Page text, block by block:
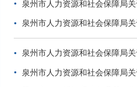
泉州市人力资源和社会保障局
泉州市人力资源和社会保障局
泉州市人力资源和社会保障局
泉州市人力资源和社会保障局